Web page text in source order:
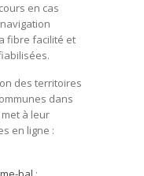
en cas
fibre facilité et
des territoires
dans
à leur
en ligne :